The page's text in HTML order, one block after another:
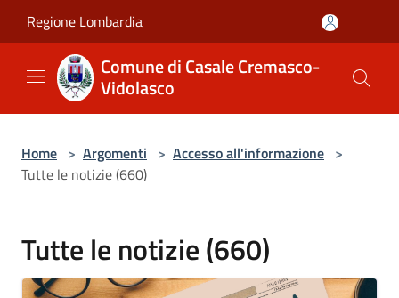
Regione Lombardia
Comune di Casale Cremasco-
Vidolasco
Home > Argomenti > Accesso all'informazione >
Tutte le notizie (660)
Tutte le notizie (660)